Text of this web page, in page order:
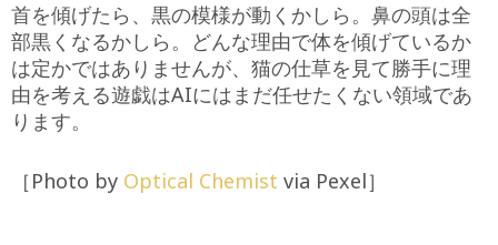
首を傾げたら、黒の模様が動くかしら。鼻の頭は全
部黒くなるかしら。どんな理由で体を傾げているか
は定かではありませんが、猫の仕草を見て勝手に理
由を考える遊戯はAIにはまだ任せたくない領域であ
ります。
［Photo by Optical Chemist via Pexel］